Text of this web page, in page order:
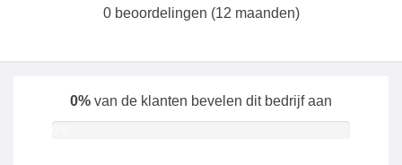
0 beoordelingen (12 maanden)
0% van de klanten bevelen dit bedrijf aan